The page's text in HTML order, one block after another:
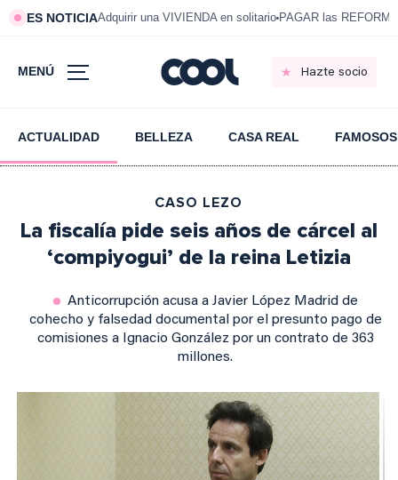
ES NOTICIAAdquirir una VIVIENDA en solitario PAGAR las
MENÚ Hazte socio
ACTUALIDAD BELLEZA CASA REAL FAMOSOS
CASO LEZO
La fiscalía pide seis años de cárcel al
‘compiyogui’ de la reina Letizia
Anticorrupción acusa a Javier López Madrid de
cohecho y falsedad documental por el presunto pago de
comisiones a Ignacio González por un contrato de 363
millones.